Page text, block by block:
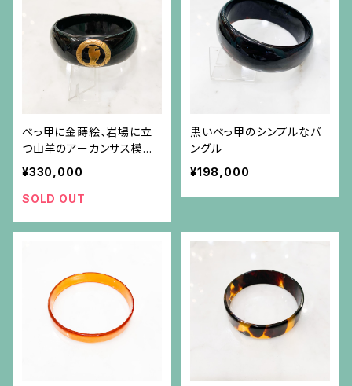
べっ甲に金蒔絵、岩場に立
つ山羊のアーカンサス模様
のフレームのバングル
¥330,000
SOLD OUT
黒いべっ甲のシンプルなバ
ングル
¥198,000